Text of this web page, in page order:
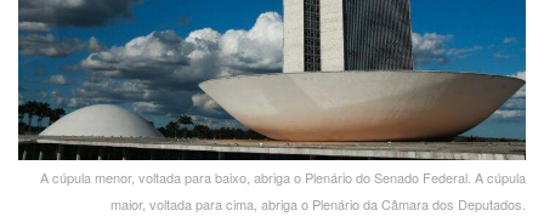
A cúpula menor, voltada para baixo, abriga o Plenário do Senado Federal. A cúpula
maior, voltada para cima, abriga o Plenário da Câmara dos Deputados.